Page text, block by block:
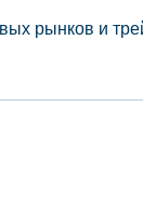
рынков и